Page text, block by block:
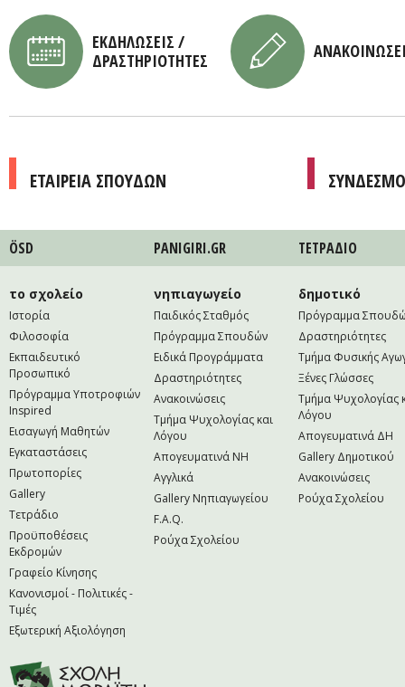
ΕΚΔΗΛΩΣΕΙΣ /
ΔΡΑΣΤΗΡΙΟΤΗΤΕΣ
ΕΤΑΙΡΕΙΑ ΣΠΟΥΔΩΝ
ÖSD PANIGIRI.GR ΤΕΤΡAΔΙΟ
το σχολείο
Ιστορία
Φιλοσοφία
Εκπαιδευτικό
Προσωπικό
Πρόγραμμα Υποτροφιών
Inspired
Εισαγωγή Μαθητών
Εγκαταστάσεις
Πρωτοπορίες
Gallery
Τετράδιο
Προϋποθέσεις
Εκδρομών
Γραφείο Κίνησης
Κανονισμοί - Πολιτικές -
Τιμές
Εξωτερική Αξιολόγηση
νηπιαγωγείο
Παιδικός Σταθμός
Πρόγραμμα Σπουδών
Ειδικά Προγράμματα
Δραστηριότητες
Ανακοινώσεις
Τμήμα Ψυχολογίας και
Λόγου
Απογευματινά NH
Αγγλικά
Gallery Νηπιαγωγείου
F.A.Q.
Ρούχα Σχολείου
δημοτικό
Πρόγραμμα
Δραστηριότητες
Τμήμα Φυσικής
Ξένες Γλώσσες
Τμήμα Ψυχολογίας
Λόγου
Απογευματινά ΔΗ
Gallery Δημοτικού
Ανακοινώσεις
Ρούχα Σχολείου